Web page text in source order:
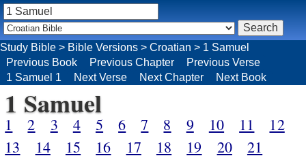
Study Bible > Bible Versions > Croatian > 1 Samuel
Previous Book
Previous Chapter
Previous Verse
1 Samuel 1
Next Verse Next Chapter Next Book
1 Samuel
1 2 3 4 5 6 7 8 9 10 11
12
13
14 15 16 17 18 19 20
21